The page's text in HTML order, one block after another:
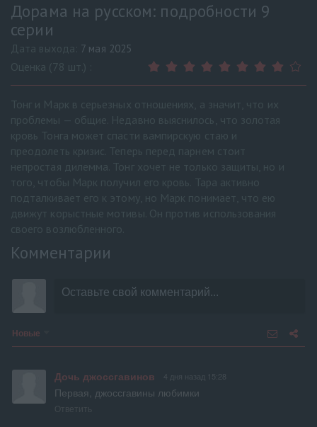
Дорама на русском: подробности 9
серии
Дата выхода: 7 мая 2025
Оценка (78 шт.) :
Тонг и Марк в серьезных отношениях, а значит, что их
проблемы — общие. Недавно выяснилось, что золотая
кровь Тонга может спасти вампирскую стаю и
преодолеть кризис. Теперь перед парнем стоит
непростая дилемма. Тонг хочет не только защиты, но и
того, чтобы Марк получил его кровь. Тара активно
подталкивает его к этому, но Марк понимает, что ею
движут корыстные мотивы. Он против использования
своего возлюбленного.
Комментарии
Новые
Дочь джоссгавинов 4 дня назад 15:28
Первая, джоссгавины любимки
Ответить